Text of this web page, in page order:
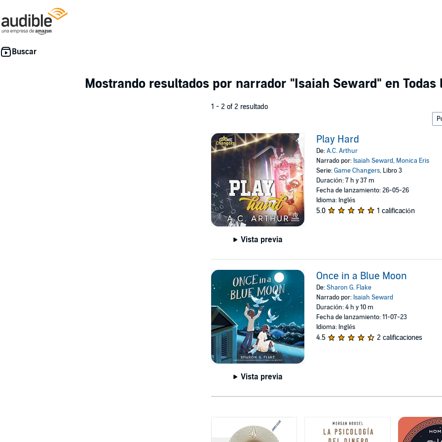
Mostrando resultados por narrador "Isaiah Seward" en
1 - 2 of 2 resultado
Vista previa
Play Hard
De:A.C. Arthur
Narrado por: Isaiah Seward, Monica Eris
Serie:Game Changers, Libro 3
Duración: 7 h y 37 m
Fecha de lanzamiento: 26-05-26
Idioma: Inglés
5.0 1 calificación
Vista previa
Once in a Blue Moon
De:Sharon G. Flake
Narrado por: Isaiah Seward
Duración: 4 h y 10 m
Fecha de lanzamiento: 11-07-23
Idioma: Inglés
4.5 2 calificaciones